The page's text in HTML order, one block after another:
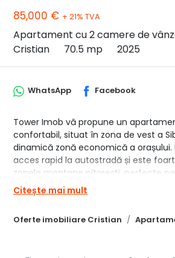
85,000 € + 21% TVA
Apartament cu 2 camere de
Cristian
70.5 mp 2025
Oferte imobiliare Cristian
WhatsApp Facebook
Tower Imob vă propune un
confortabil, situat în zona de vest a
dinamică zonă economică a orașului.
acces rapid la autostradă și este
zonele montane pitorești, perfecte
activități în aer liber.
✔ Suprafață utilă: 70,5 mp
Citește mai mult